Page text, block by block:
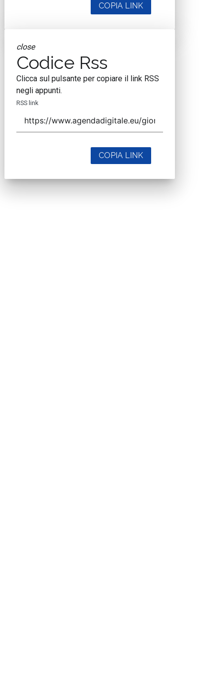
COPIA LINK
close
Codice Rss
Clicca sul pulsante per copiare il link RSS
negli appunti.
RSS link
COPIA LINK